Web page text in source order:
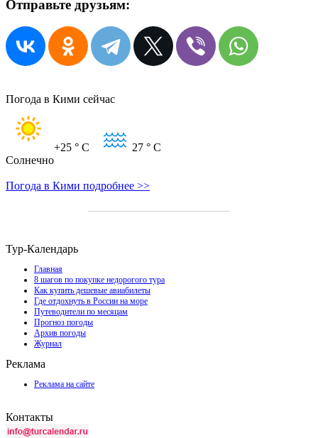
Отправьте друзьям:
Погода в Кими сейчас
+25 ° C 27 ° C
Солнечно
Погода в Кими подробнее >>
Тур-Календарь
Главная
8 шагов по покупке недорогого тура
Как купить дешевые авиабилеты
Где отдохнуть в России на море
Путеводители по месяцам
Прогноз погоды
Архив погоды
Журнал
Реклама
Реклама на сайте
Контакты